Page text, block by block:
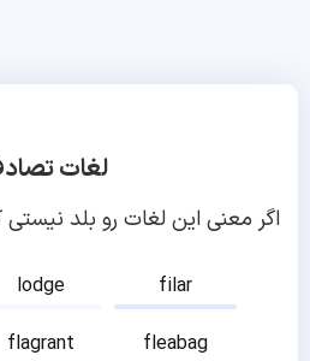
لغات
اگر معنی این لغات رو بلد
lodge
filar
flagrant
fleabag